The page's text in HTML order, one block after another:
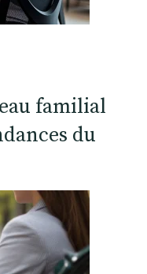
familial
du